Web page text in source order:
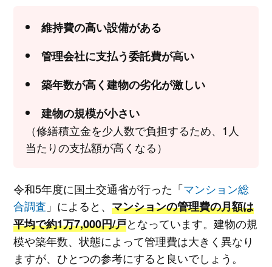
維持費の高い設備がある
管理会社に支払う委託費が高い
築年数が高く建物の劣化が激しい
建物の規模が小さい
（修繕積立金を少人数で負担するため、1人
当たりの支払額が高くなる）
令和5年度に国土交通省が行った「マンション総
合調査 」によると、 マンションの管理費の月額は
平均で約1万7,000円/戸となっています。建物の規
模や築年数、状態によって管理費は大きく異なり
ますが、ひとつの参考にすると良いでしょう。